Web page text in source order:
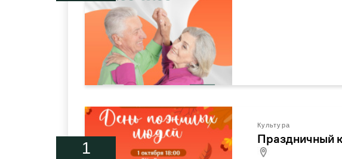
1
Культура
Праздничный